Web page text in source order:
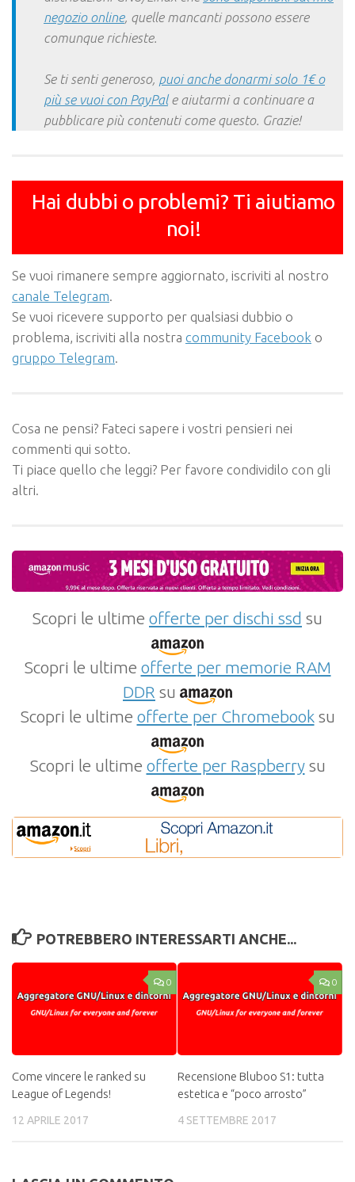
negozio online, quelle mancanti possono essere
comunque richieste.
Se ti senti generoso, puoi anche donarmi solo 1€ o
più se vuoi con PayPale aiutarmi a continuare a
pubblicare più contenuti come questo. Grazie!
Hai dubbi o problemi? Ti aiutiamo
noi!
Se vuoi rimanere sempre aggiornato, iscriviti al nostro
canale Telegram.
Se vuoi ricevere supporto per qualsiasi dubbio o
problema, iscriviti alla nostra community Facebook o
gruppo Telegram.
Cosa ne pensi? Fateci sapere i vostri pensieri nei
commenti qui sotto.
Ti piace quello che leggi? Per favore condividilo con gli
altri.
Scopri le ultime offerte per dischi ssd su
Scopri le ultime offerte per memorie RAM
DDR su
Scopri le ultime offerte per Chromebooksu
Scopri le ultime offerte per Raspberrysu
POTREBBERO INTERESSARTI ANCHE...
0
Come vincere le ranked su
League of Legends!
12 APRILE 2017
0
Recensione Bluboo S1: tutta
estetica e “poco arrosto”
4 SETTEMBRE 2017